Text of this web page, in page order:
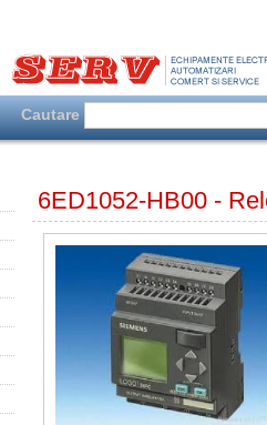
Cautare
6ED1052-HB00 -